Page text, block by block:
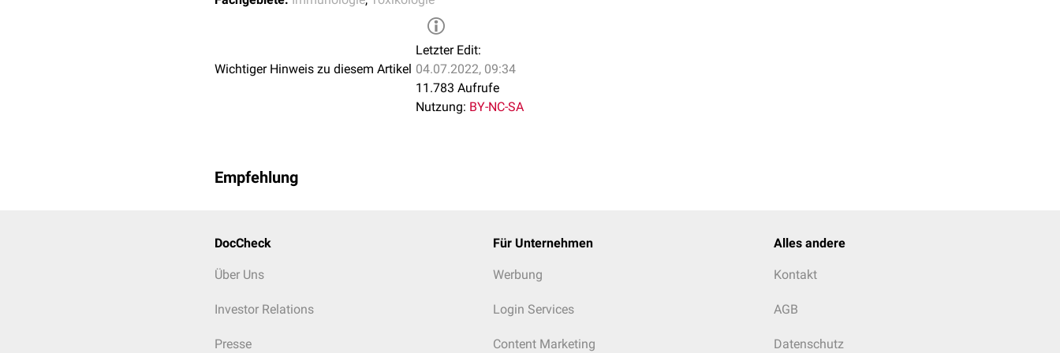
Wichtiger Hinweis zu diesem Artikel
Letzter Edit:
04.07.2022, 09:34
11.783 Aufrufe
Nutzung: BY-NC-SA
Empfehlung
DocCheck
Über Uns
Investor Relations
Presse
Für Unternehmen
Werbung
Login Services
Content Marketing
Alles andere
Kontakt
AGB
Datenschutz